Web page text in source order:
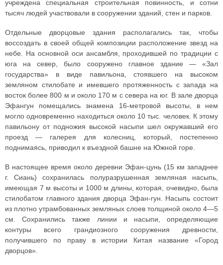
учреждена специальная строительная повинность, и сотни
тысяч людей участвовали в сооружении зданий, стен и парков.
Отдельные дворцовые здания располагались так, чтобы
воссоздать в своей общей композиции расположение звезд на
небе. На основной оси ансамбля, проходившей по традиции с
юга на север, было сооружено главное здание — «Зал
государства» в виде павильона, стоявшего на высоком
земляном стилобате и имевшего протяженность с запада на
восток более 800 м и около 170 м с севера на юг. В зале дворца
Эфангун помещались знамена 16-метровой высоты, в нем
могло одновременно находиться около 10 тыс. человек. К этому
павильону от подножия высокой насыпи шел окружавший его
проезд — галерея для колесниц, который, постепенно
поднимаясь, приводил к въездной башне на Южной горе.
В настоящее время около деревни Эфан-цунь (15 км западнее
г. Сиань) сохранилась полуразрушенная земляная насыпь,
имеющая 7 м высоты и 1000 м длины, которая, очевидно, была
стилобатом главного здания дворца Эфан-гун. Насыпь состоит
из плотно утрамбованных земляных слоев толщиной около 4—5
см. Сохранились также линии и насыпи, определяющие
контуры всего грандиозного сооружения древности,
получившего по праву в истории Китая название «Город
дворцов».